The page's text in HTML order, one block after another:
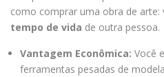
como comprar uma obra de arte:
tempo de vida de outra pessoa.
Vantagem Econômica: Você
ferramentas pesadas de